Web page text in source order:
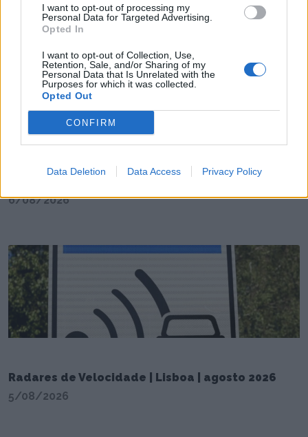
I want to opt-out of processing my
Personal Data for Targeted Advertising.
Opted In
I want to opt-out of Collection, Use,
Retention, Sale, and/or Sharing of my
Personal Data that Is Unrelated with the
Purposes for which it was collected.
Opted Out
CONFIRM
Data Deletion Data Access Privacy Policy
Presidente da Direção da AFL presente na final
6/08/2026
Radares de Velocidade | Lisboa | agosto 2026
5/08/2026